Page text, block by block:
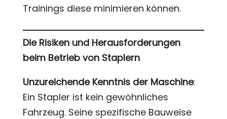
Trainings diese minimieren können.
Die Risiken und Herausforderungen
beim Betrieb von Staplern
Unzureichende Kenntnis der Maschine:
Ein Stapler ist kein gewöhnliches
Fahrzeug. Seine spezifische Bauweise